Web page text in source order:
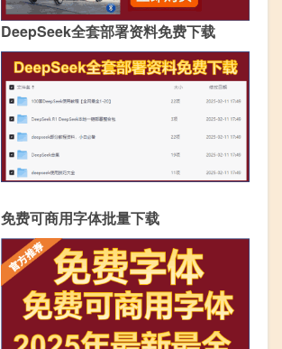
DeepSeek全套部署资料免费下载
免费可商用字体批量下载